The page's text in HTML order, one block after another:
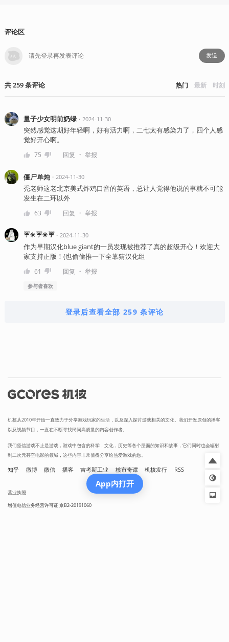
评论区
发送
共259条评论 热门 最新 时刻
量子少女明前奶绿・ 2024-11-30
突然感觉这期好年轻啊，好有活力啊，二七太有感染力了，四个人感
觉好开心啊。
75 回复 ・ 举报
僵尸单炖・ 2024-11-30
秃老师这老北京美式炸鸡口音的英语，总让人觉得他说的事就不可能
发生在二环以外
63 回复 ・ 举报
☔☀☔☀☔・ 2024-11-30
作为早期汉化blue giant的一员发现被推荐了真的超级开心！欢迎大
家支持正版！(也偷偷推一下全靠猜汉化组
61 回复 ・ 举报
参与者喜欢
登录后查看全部 259 条评论
机核从2010年开始一直致力于分享游戏玩家的生活，以及深入探讨游戏相关的文化。我们开发原创的播客
以及视频节目，一直在不断寻找民间高质量的内容创作者。
我们坚信游戏不止是游戏，游戏中包含的科学，文化，历史等各个层面的知识和故事，它们同时也会辐射
到二次元甚至电影的领域，这些内容非常值得分享给热爱游戏的您。
知乎 微博 微信 播客 吉考斯工业 核市奇谭 机核发行 RSS
营业执照
增值电信业务经营许可证 京B2-20191060
App内打开